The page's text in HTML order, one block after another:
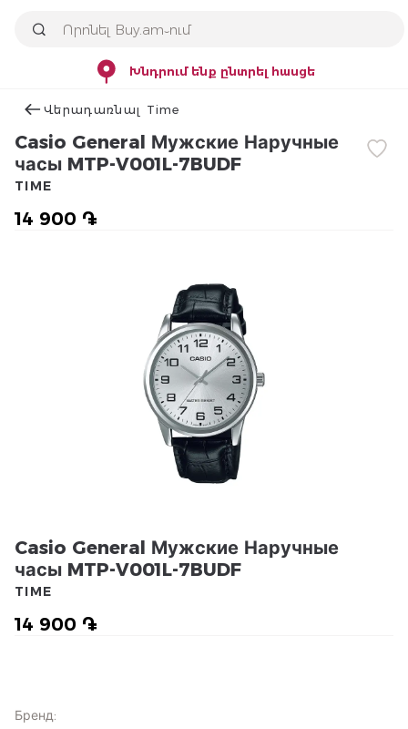
Խնդրում ենք ընտրել հասցե
Վերադառնալ Time
Casio General Мужские Наручные
часы MTP-V001L-7BUDF
14 900 ֏
TIME
Casio General Мужские Наручные
часы MTP-V001L-7BUDF
14 900 ֏
TIME
Бренд: